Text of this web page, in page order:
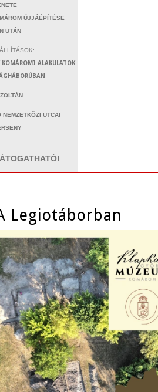
ÚJJÁÉPÍTÉSE
UTÁN
ALAKULATOK
NEMZETKÖZI UTCAI
Legiotáborban